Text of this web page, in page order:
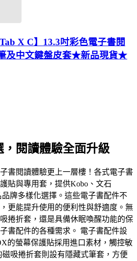
X C】13.3吋彩色電子書閱
及中文鍵盤皮套★新品現貨★
，閱讀體驗全面升級
書閱讀體驗更上一層樓！各式電子書
貼與專用套，提供Kobo、文石
牌多樣化選擇。這些電子書配件不
更能提升使用的便利性與舒適度。無
捲折套，還是具備休眠喚醒功能的保
書配件的各種需求。 電子書配件設
的螢幕保護貼採用進口素材，觸控敏
磁吸捲折套則設有隱藏式筆套，方便